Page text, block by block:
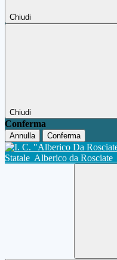
Chiudi
Chiudi
Conferma
Annulla Conferma
Statale Alberico da Rosciate